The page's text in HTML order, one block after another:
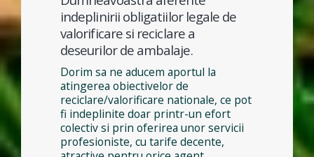
indeplinirii obligatiilor legale de
valorificare si reciclare a
deseurilor de ambalaje.
Dorim sa ne aducem aportul la
atingerea obiectivelor de
reciclare/valorificare nationale, ce pot
fi indeplinite doar printr-un efort
colectiv si prin oferirea unor servicii
profesioniste, cu tarife decente,